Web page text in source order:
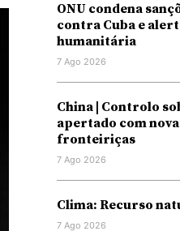
ONU condena
contra Cuba e
humanitária
7 Ago 2026
China | Controlo
apertado com
fronteiriças
7 Ago 2026
Clima: Recurso
7 Ago 2026